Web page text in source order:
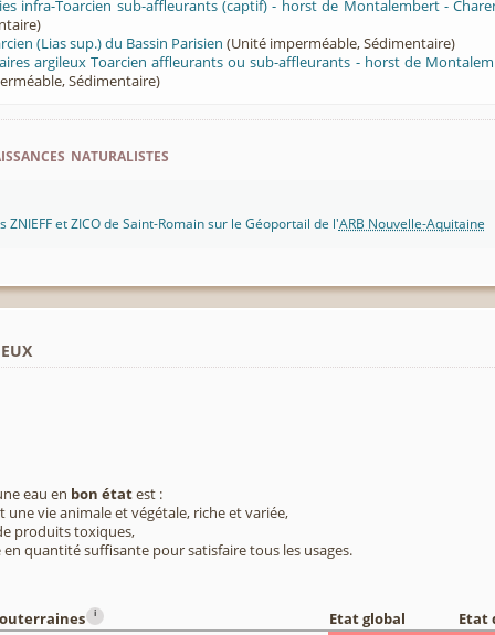
infra-Toarcien sub-affleurants (captif) - horst de Montalembert -
(Lias sup.) du Bassin Parisien (Unité imperméable, Sédimentaire)
argileux Toarcien affleurants ou sub-affleurants - horst de
Sédimentaire)
naturalistes
ZNIEFF et ZICO de Saint-Romain sur le Géoportail de l'ARB Nouvelle-Aquitaine
eau en bon étatest :
une vie animale et végétale, riche et variée,
produits toxiques,
quantité suffisante pour satisfaire tous les usages.
i Etat global
Etat